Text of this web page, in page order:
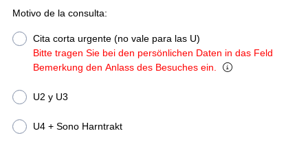
Motivo de la consulta:
Cita corta urgente (no vale para las U)
Bitte tragen Sie bei den persönlichen Daten in das Feld
Bemerkung den Anlass des Besuches ein.
U2 y U3
U4 + Sono Harntrakt